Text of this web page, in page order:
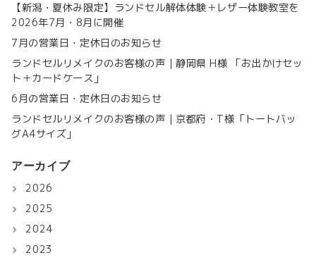
【新潟・夏休み限定】ランドセル解体体験＋レザー体験教室を
2026年7月・8月に開催
7月の営業日・定休日のお知らせ
ランドセルリメイクのお客様の声｜静岡県 H様 「お出かけセッ
ト＋カードケース」
6月の営業日・定休日のお知らせ
ランドセルリメイクのお客様の声｜京都府・T様「トートバッ
グA4サイズ」
アーカイブ
2026
2025
2024
2023